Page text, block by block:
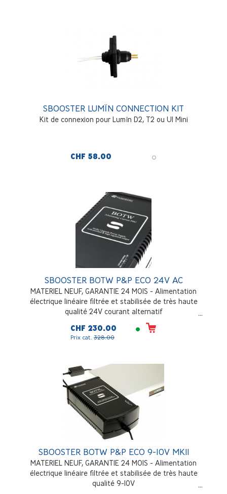
SBOOSTER LUMÏN CONNECTION KIT
Kit de connexion pour Lumïn D2, T2 ou U1 Mini
CHF 58.00
SBOOSTER BOTW P&P ECO 24V AC
MATERIEL NEUF, GARANTIE 24 MOIS - Alimentation
électrique linéaire filtrée et stabilisée de très haute
qualité 24V courant alternatif
CHF 230.00
Prix cat. 328.00
SBOOSTER BOTW P&P ECO 9-10V MKII
MATERIEL NEUF, GARANTIE 24 MOIS - Alimentation
électrique linéaire filtrée et stabilisée de très haute
qualité 9-10V